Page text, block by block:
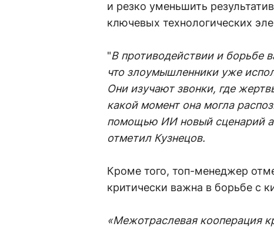
и резко уменьшить
ключевых технологических
"В противодействии и борьбе
что злоумышленники уже
Они изучают звонки, где
какой момент она могла
помощью ИИ новый сценарий
отметил Кузнецов.
Кроме того, топ-менеджер
критически важна в борьбе с
«Межотраслевая кооперация